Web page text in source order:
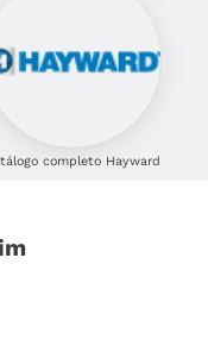
completo Hayward